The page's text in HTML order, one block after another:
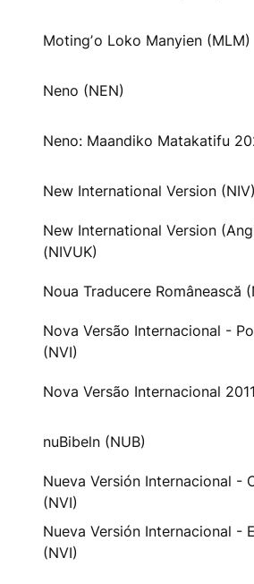
Motingʼo Loko Manyien (MLM)
Neno (NEN)
Neno: Maandiko Matakatifu
New International Version (NIV)
New International Version
(NIVUK)
Noua Traducere Românească
Nova Versão Internacional -
(NVI)
Nova Versão Internacional
nuBibeln (NUB)
Nueva Versión Internacional -
(NVI)
Nueva Versión Internacional -
(NVI)